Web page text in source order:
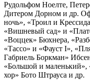
Рудольфом Ноелте,
Дитером Дорном и др.
ночь», «Троил и
«Вишневый сад» и
«Воццек» Бюхнера,
«Тассо» и «Фауст I»,
Габриель Боркман»
«Большой и маленький»,
хор» Бото Штрауса и др.